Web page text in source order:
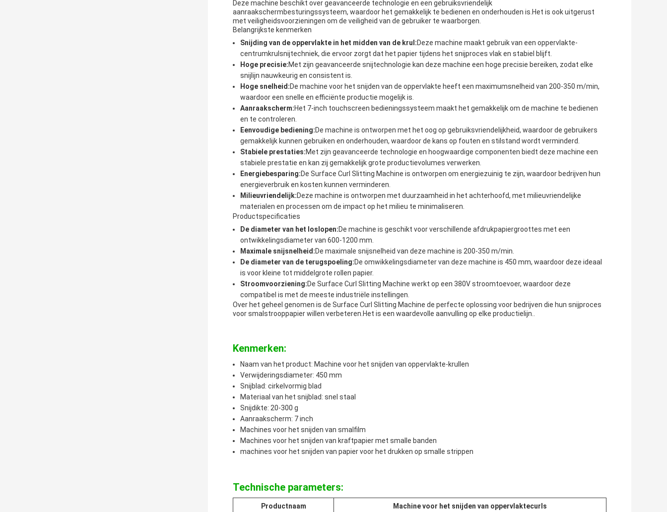
Deze machine beschikt over geavanceerde technologie en een gebruiksvriendelijk
aanraakschermbesturingssysteem, waardoor het gemakkelijk te bedienen en onderhouden is.Het is ook uitgerust
met veiligheidsvoorzieningen om de veiligheid van de gebruiker te waarborgen.
Belangrijkste kenmerken
Snijding van de oppervlakte in het midden van de krul:Deze machine maakt gebruik van een oppervlakte-
centrumkrulsnijtechniek, die ervoor zorgt dat het papier tijdens het snijproces vlak en stabiel blijft.
Hoge precisie:Met zijn geavanceerde snijtechnologie kan deze machine een hoge precisie bereiken, zodat elke
snijlijn nauwkeurig en consistent is.
Hoge snelheid:De machine voor het snijden van de oppervlakte heeft een maximumsnelheid van 200-350 m/min,
waardoor een snelle en efficiënte productie mogelijk is.
Aanraakscherm:Het 7-inch touchscreen bedieningssysteem maakt het gemakkelijk om de machine te bedienen
en te controleren.
Eenvoudige bediening:De machine is ontworpen met het oog op gebruiksvriendelijkheid, waardoor de gebruikers
gemakkelijk kunnen gebruiken en onderhouden, waardoor de kans op fouten en stilstand wordt verminderd.
Stabiele prestaties:Met zijn geavanceerde technologie en hoogwaardige componenten biedt deze machine een
stabiele prestatie en kan zij gemakkelijk grote productievolumes verwerken.
Energiebesparing:De Surface Curl Slitting Machine is ontworpen om energiezuinig te zijn, waardoor bedrijven hun
energieverbruik en kosten kunnen verminderen.
Milieuvriendelijk:Deze machine is ontworpen met duurzaamheid in het achterhoofd, met milieuvriendelijke
materialen en processen om de impact op het milieu te minimaliseren.
Productspecificaties
De diameter van het loslopen:De machine is geschikt voor verschillende afdrukpapiergroottes met een
ontwikkelingsdiameter van 600-1200 mm.
Maximale snijsnelheid:De maximale snijsnelheid van deze machine is 200-350 m/min.
De diameter van de terugspoeling:De omwikkelingsdiameter van deze machine is 450 mm, waardoor deze ideaal
is voor kleine tot middelgrote rollen papier.
Stroomvoorziening:De Surface Curl Slitting Machine werkt op een 380V stroomtoevoer, waardoor deze
compatibel is met de meeste industriële instellingen.
Over het geheel genomen is de Surface Curl Slitting Machine de perfecte oplossing voor bedrijven die hun snijproces
voor smalstrooppapier willen verbeteren.Het is een waardevolle aanvulling op elke productielijn..
Kenmerken:
Naam van het product: Machine voor het snijden van oppervlakte-krullen
Verwijderingsdiameter: 450 mm
Snijblad: cirkelvormig blad
Materiaal van het snijblad: snel staal
Snijdikte: 20-300 g
Aanraakscherm: 7 inch
Machines voor het snijden van smalfilm
Machines voor het snijden van kraftpapier met smalle banden
machines voor het snijden van papier voor het drukken op smalle strippen
Technische parameters:
Productnaam Machine voor het snijden van oppervlaktecurls